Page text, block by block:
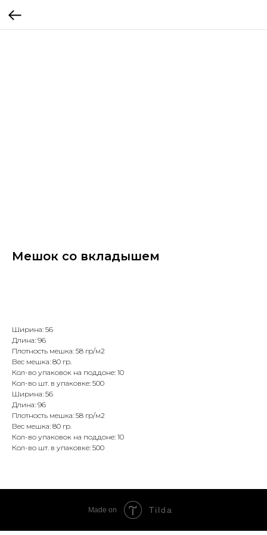
Мешок со вкладышем
Ширина: 56
Длина: 96
Плотность мешка: 58 гр/м2
Вес мешка: 80 гр.
Кол-во упаковок на поддоне: 10
Кол-во шт. в упаковке: 500
Ширина: 56
Длина: 96
Плотность мешка: 58 гр/м2
Вес мешка: 80 гр.
Кол-во упаковок на поддоне: 10
Кол-во шт. в упаковке: 500
Made on Tilda